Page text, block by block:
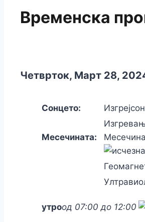
Временска
Четврток, Март 28,
Сонцето:
Месечината:
утроод 07:00 до 12:00